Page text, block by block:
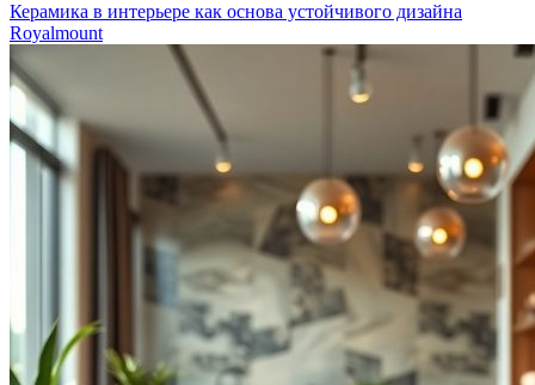
Керамика в интерьере как основа устойчивого дизайна
Royalmount